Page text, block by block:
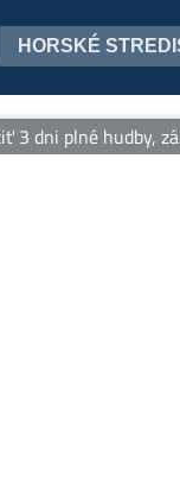
HORSKÉ
plné hudby,